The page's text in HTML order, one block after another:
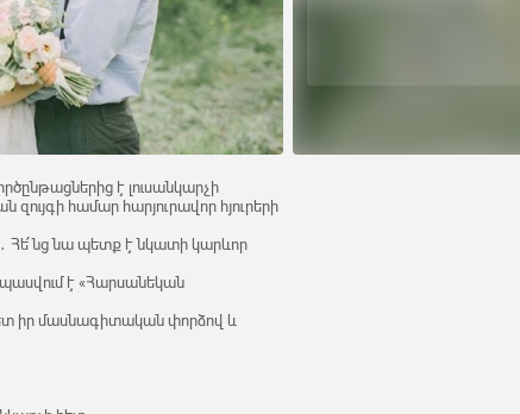
է լուսանկարչի
զույգի համար հարյուրավոր հյուրերի
Հե՛նց նա պետք է նկատի կարևոր
է «Հարսանեկան
իր մասնագիտական փորձով և